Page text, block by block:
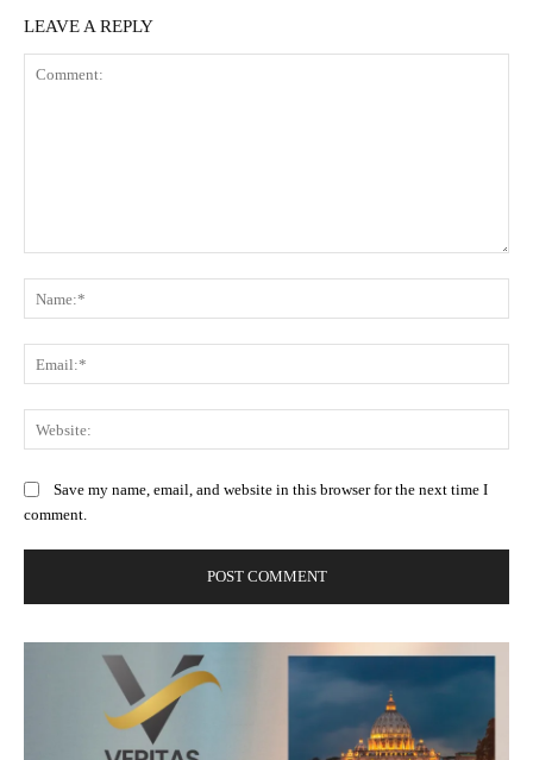
LEAVE A REPLY
Save my name, email, and website in this browser for the next time I
comment.